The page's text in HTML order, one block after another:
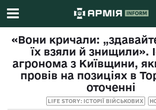
«Вони кричали:
їх взяли й знищили».
агронома з Київщини,
провів на позиціях в
оточенні
LIFE STORY: ІСТОРІЇ ВІЙСЬКОВИХ